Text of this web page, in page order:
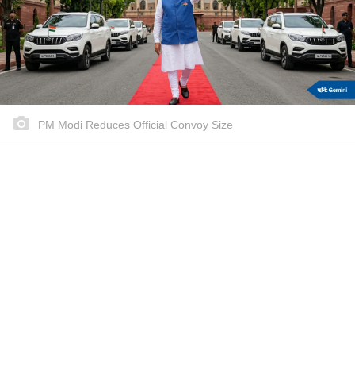
PM Modi Reduces Official Convoy Size